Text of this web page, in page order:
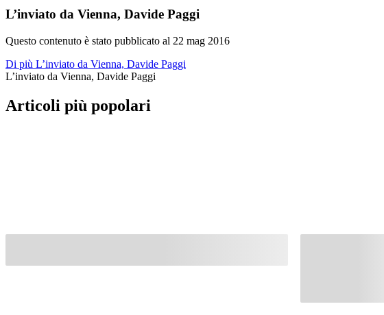
L’inviato da Vienna, Davide Paggi
Questo contenuto è stato pubblicato al 22 mag 2016
Di più L’inviato da Vienna, Davide Paggi
L’inviato da Vienna, Davide Paggi
Articoli più popolari